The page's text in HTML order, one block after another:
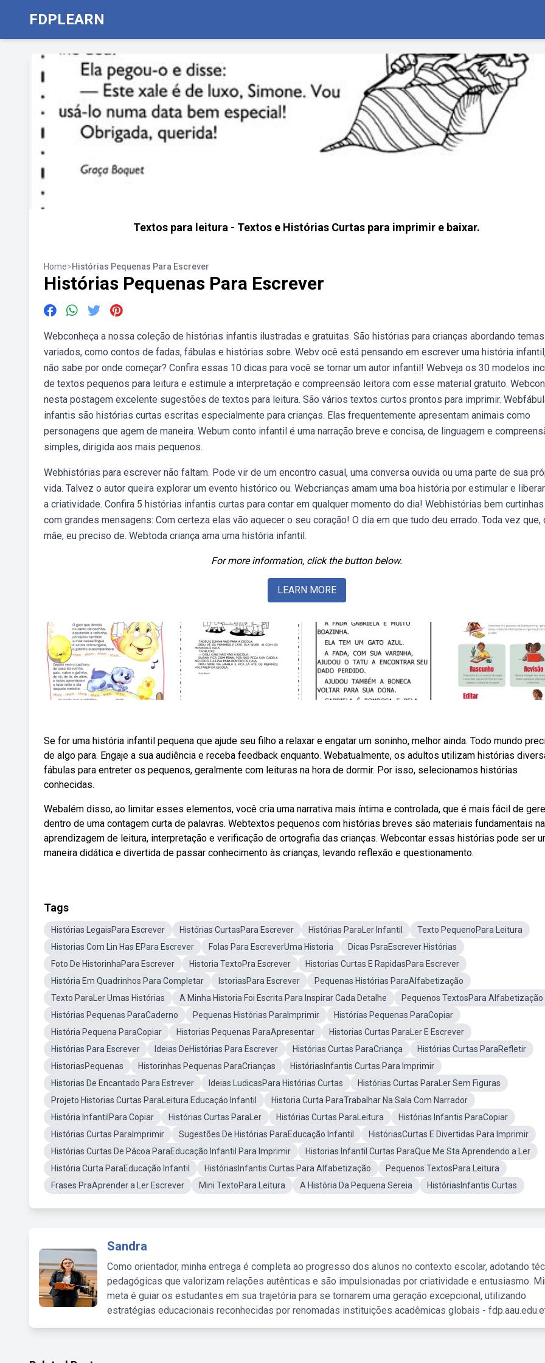
FDPLEARN
Textos para leitura - Textos e Histórias Curtas para imprimir e baixar.
Home>Histórias Pequenas Para Escrever
Histórias Pequenas Para Escrever
Webconheça a nossa coleção de histórias infantis ilustradas e gratuitas. São histórias para crianças abordando temas
variados, como contos de fadas, fábulas e histórias sobre. Webv ocê está pensando em escrever uma história
não sabe por onde começar? Confira essas 10 dicas para você se tornar um autor infantil! Webveja os 30 modelos
de textos pequenos para leitura e estimule a interpretação e compreensão leitora com esse material gratuito.
nesta postagem excelente sugestões de textos para leitura. São vários textos curtos prontos para imprimir.
infantis são histórias curtas escritas especialmente para crianças. Elas frequentemente apresentam animais como
personagens que agem de maneira. Webum conto infantil é uma narração breve e concisa, de linguagem e
simples, dirigida aos mais pequenos.
Webhistórias para escrever não faltam. Pode vir de um encontro casual, uma conversa ouvida ou uma parte de sua
vida. Talvez o autor queira explorar um evento histórico ou. Webcrianças amam uma boa história por estimular e
a criatividade. Confira 5 histórias infantis curtas para contar em qualquer momento do dia! Webhistórias bem
com grandes mensagens: Com certeza elas vão aquecer o seu coração! O dia em que tudo deu errado. Toda vez que,
mãe, eu preciso de. Webtoda criança ama uma história infantil.
For more information, click the button below.
LEARN MORE
Se for uma história infantil pequena que ajude seu filho a relaxar e engatar um soninho, melhor ainda. Todo mundo
de algo para. Engaje a sua audiência e receba feedback enquanto. Webatualmente, os adultos utilizam histórias
fábulas para entreter os pequenos, geralmente com leituras na hora de dormir. Por isso, selecionamos histórias
conhecidas.
Webalém disso, ao limitar esses elementos, você cria uma narrativa mais íntima e controlada, que é mais fácil de
dentro de uma contagem curta de palavras. Webtextos pequenos com histórias breves são materiais fundamentais na
aprendizagem de leitura, interpretação e verificação de ortografia das crianças. Webcontar essas histórias pode ser
maneira didática e divertida de passar conhecimento às crianças, levando reflexão e questionamento.
Tags
Histórias LegaisPara Escrever Histórias CurtasPara Escrever Histórias ParaLer Infantil
Texto PequenoPara Leitura
Historias Com Lin Has EPara Escrever
Folas Para EscreverUma Historia
Dicas PsraEscrever Histórias
Foto De HistorinhaPara Escrever
Historia TextoPra Escrever
Historias Curtas E RapidasPara Escrever
História Em Quadrinhos Para Completar
IstoriasPara Escrever
Pequenas Histórias ParaAlfabetização
Texto ParaLer Umas Histórias
A Minha Historia Foi Escrita Para Inspirar Cada Detalhe
Pequenos TextosPara Alfabetização
Histórias Pequenas ParaCaderno
Pequenas Histórias ParaImprimir
Histórias Pequenas ParaCopiar
História Pequena ParaCopiar
Historias Pequenas ParaApresentar
Historias Curtas ParaLer E Escrever
Histórias Para Escrever
Ideias DeHistórias Para Escrever Histórias Curtas ParaCriança
Histórias Curtas ParaRefletir
HistoriasPequenas
Historinhas Pequenas ParaCrianças
HistóriasInfantis Curtas Para Imprimir
Historias De Encantado Para Estrever
Ideias LudicasPara Histórias Curtas
Histórias Curtas ParaLer Sem Figuras
Projeto Historias Curtas ParaLeitura Educaçáo Infantil
Historia Curta ParaTrabalhar Na Sala Com Narrador
História InfantilPara Copiar
Histórias Curtas ParaLer Histórias Curtas ParaLeitura
Histórias Infantis ParaCopiar
Histórias Curtas ParaImprimir
Sugestões De Histórias ParaEducação Infantil
HistóriasCurtas E Divertidas Para Imprimir
Histórias Curtas De Pácoa ParaEducação Infantil Para Imprimir
Historias Infantil Curtas ParaQue Me Sta Aprendendo a Ler
História Curta ParaEducação Infantil
HistóriasInfantis Curtas Para Alfabetização
Pequenos TextosPara Leitura
Frases PraAprender a Ler Escrever
Mini TextoPara Leitura A História Da Pequena Sereia HistóriasInfantis Curtas
Sandra
Como orientador, minha entrega é completa ao progresso dos alunos no contexto escolar, adotando
pedagógicas que valorizam relações autênticas e são impulsionadas por criatividade e entusiasmo.
meta é guiar os estudantes em sua trajetória para se tornarem uma geração excepcional, utilizando
estratégias educacionais reconhecidas por renomadas instituições acadêmicas globais -